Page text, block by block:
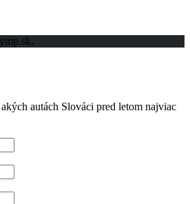
autách Slováci pred letom najviac